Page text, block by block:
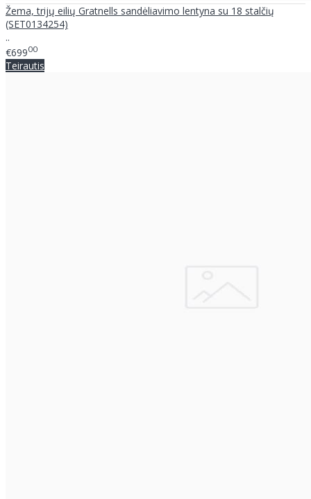
Žema, trijų eilių Gratnells sandėliavimo lentyna su 18 stalčių
(SET0134254)
..
€69900
Teirautis